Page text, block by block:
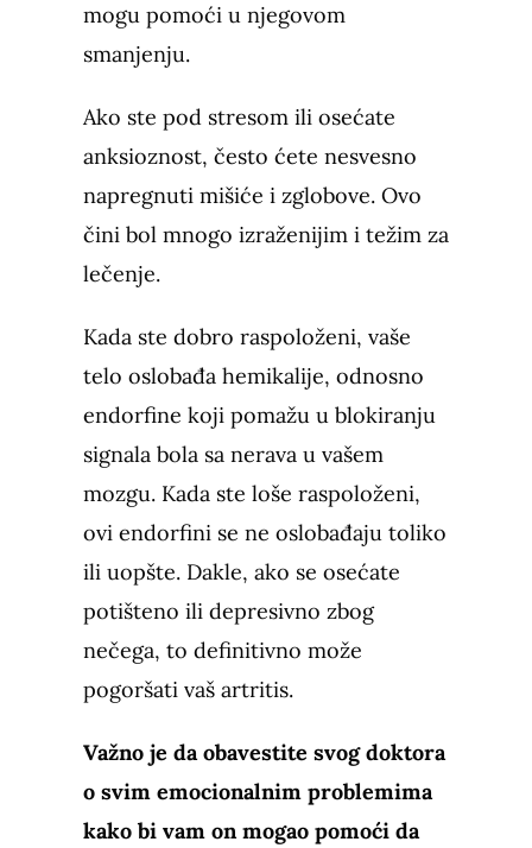
mogu pomoći u njegovom
smanjenju.
Ako ste pod stresom ili osećate
anksioznost, često ćete nesvesno
napregnuti mišiće i zglobove. Ovo
čini bol mnogo izraženijim i težim za
lečenje.
Kada ste dobro raspoloženi, vaše
telo oslobađa hemikalije, odnosno
endorfine koji pomažu u blokiranju
signala bola sa nerava u vašem
mozgu. Kada ste loše raspoloženi,
ovi endorfini se ne oslobađaju toliko
ili uopšte. Dakle, ako se osećate
potišteno ili depresivno zbog
nečega, to definitivno može
pogoršati vaš artritis.
Važno je da obavestite svog doktora
o svim emocionalnim problemima
kako bi vam on mogao pomoći da